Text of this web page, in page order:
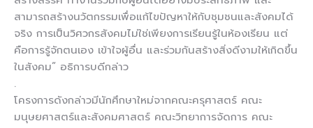
สามารถสร้างนวัตกรรมเพื่อแก้ไขปัญหาให้กับชุมชนและสังคมได้
จริง การเป็นวิศวกรสังคมไม่ใช่เพียงการเรียนรู้ในห้องเรียน แต่
คือการรู้จักตนเอง เข้าใจผู้อื่น และร่วมกันสร้างสิ่งดีงามให้เกิดขึ้น
ในสังคม” อธิการบดีกล่าว
.
โครงการดังกล่าวมีนักศึกษาใหม่จากคณะครุศาสตร์ คณะ
มนุษยศาสตร์และสังคมศาสตร์ คณะวิทยาการจัดการ คณะ